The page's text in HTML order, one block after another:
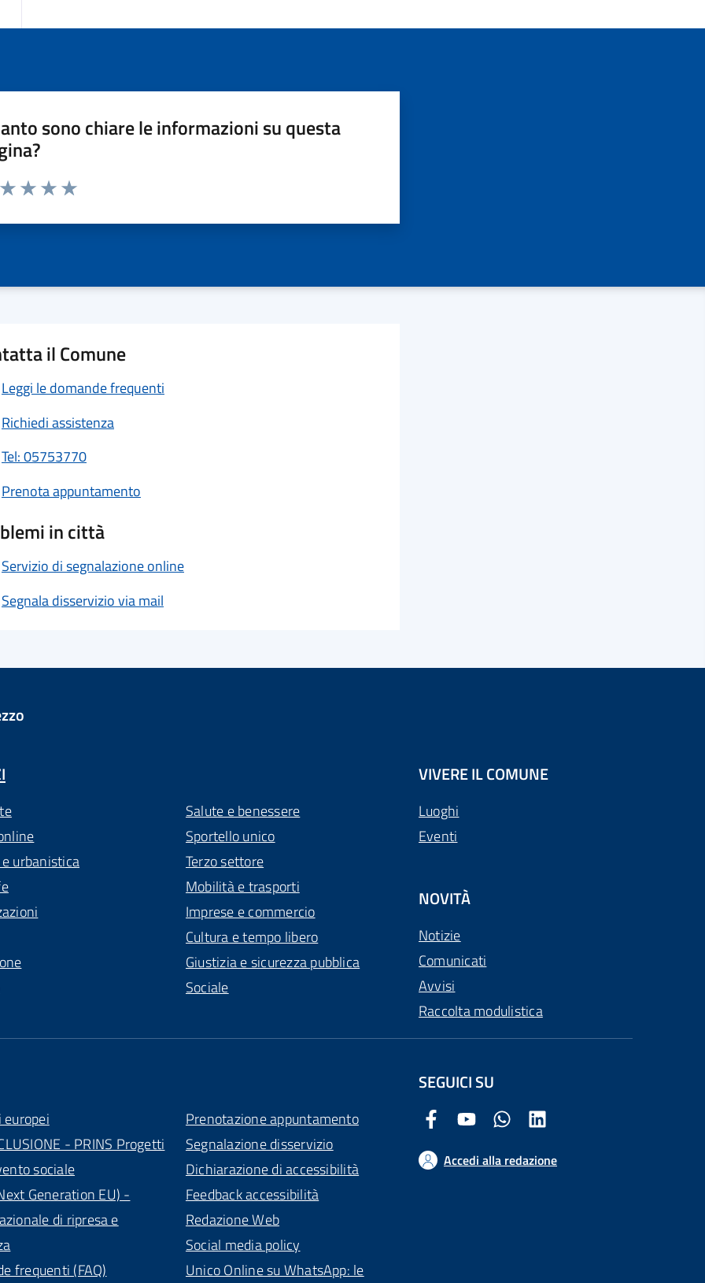
sono chiare le informazioni su questa
da 1 a 5 stelle la pagina
il Comune
Leggi le domande frequenti
Richiedi assistenza
Tel: 05753770
Prenota appuntamento
in città
Servizio di segnalazione online
Segnala disservizio via mail
urbanistica
Salute e benessere
Sportello unico
Terzo settore
Mobilità e trasporti
Imprese e commercio
Cultura e tempo libero
Giustizia e sicurezza pubblica
Sociale
VIVERE IL COMUNE
Luoghi
Eventi
NOVITÀ
Notizie
Comunicati
Avvisi
Raccolta modulistica
- PRINS Progetti
sociale
Generation EU) -
di ripresa e
frequenti (FAQ)
Prenotazione appuntamento
Segnalazione disservizio
Dichiarazione di accessibilità
Feedback accessibilità
Redazione Web
Social media policy
Unico Online su WhatsApp: le
SEGUICI SU
Facebook Comune di Arezzo
Youtube Comune di Arezzo
Twitter Comune di Arezzo
Accedi alla redazione